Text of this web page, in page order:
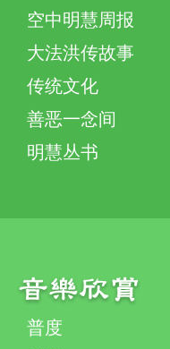
空中明慧周报
大法洪传故事
传统文化
善恶一念间
明慧丛书
普度